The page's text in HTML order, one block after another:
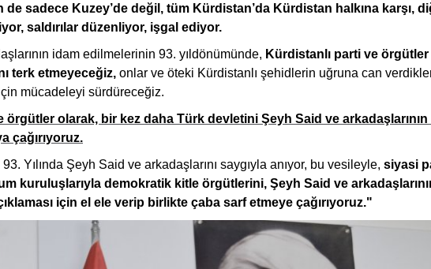
sadece Kuzey’de değil, tüm Kürdistan’da Kürdistan halkına karşı,
saldırılar düzenliyor, işgal ediyor.
idam edilmelerinin 93. yıldönümünde, Kürdistanlı parti ve
terk etmeyeceğiz, onlar ve öteki Kürdistanlı şehidlerin uğruna can
mücadeleyi sürdüreceğiz.
örgütler olarak, bir kez daha Türk devletini Şeyh Said ve arkadaşlarının
çağırıyoruz.
Yılında Şeyh Said ve arkadaşlarını saygıyla anıyor, bu vesileyle, siyasi
kuruluşlarıyla demokratik kitle örgütlerini, Şeyh Said ve
için el ele verip birlikte çaba sarf etmeye çağırıyoruz."